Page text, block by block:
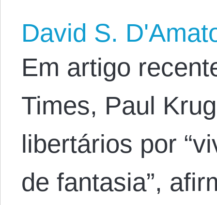
David S.
Em artigo
Times, Paul
libertários por
de fantasia”,